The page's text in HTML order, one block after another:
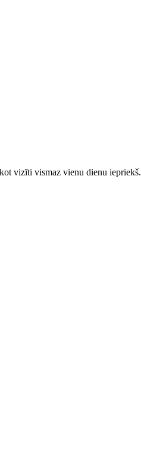
vizīti vismaz vienu dienu iepriekš.